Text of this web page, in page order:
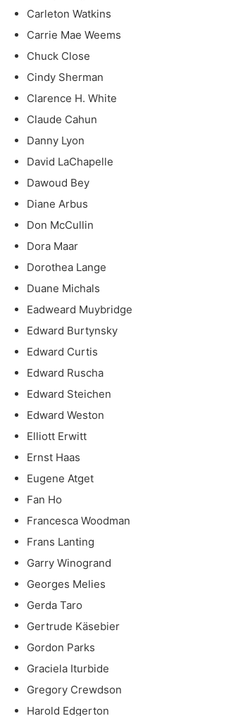
Carleton Watkins
Carrie Mae Weems
Chuck Close
Cindy Sherman
Clarence H. White
Claude Cahun
Danny Lyon
David LaChapelle
Dawoud Bey
Diane Arbus
Don McCullin
Dora Maar
Dorothea Lange
Duane Michals
Eadweard Muybridge
Edward Burtynsky
Edward Curtis
Edward Ruscha
Edward Steichen
Edward Weston
Elliott Erwitt
Ernst Haas
Eugene Atget
Fan Ho
Francesca Woodman
Frans Lanting
Garry Winogrand
Georges Melies
Gerda Taro
Gertrude Käsebier
Gordon Parks
Graciela Iturbide
Gregory Crewdson
Harold Edgerton